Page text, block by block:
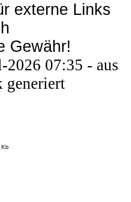
externe Links
Gewähr!
2026 07:35 - aus
generiert
Kb